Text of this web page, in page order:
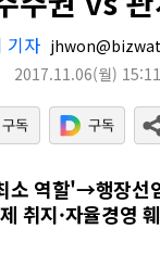
기자
2017.11.06(월) 15:11
소 역할'→행장선
취지·자율경영